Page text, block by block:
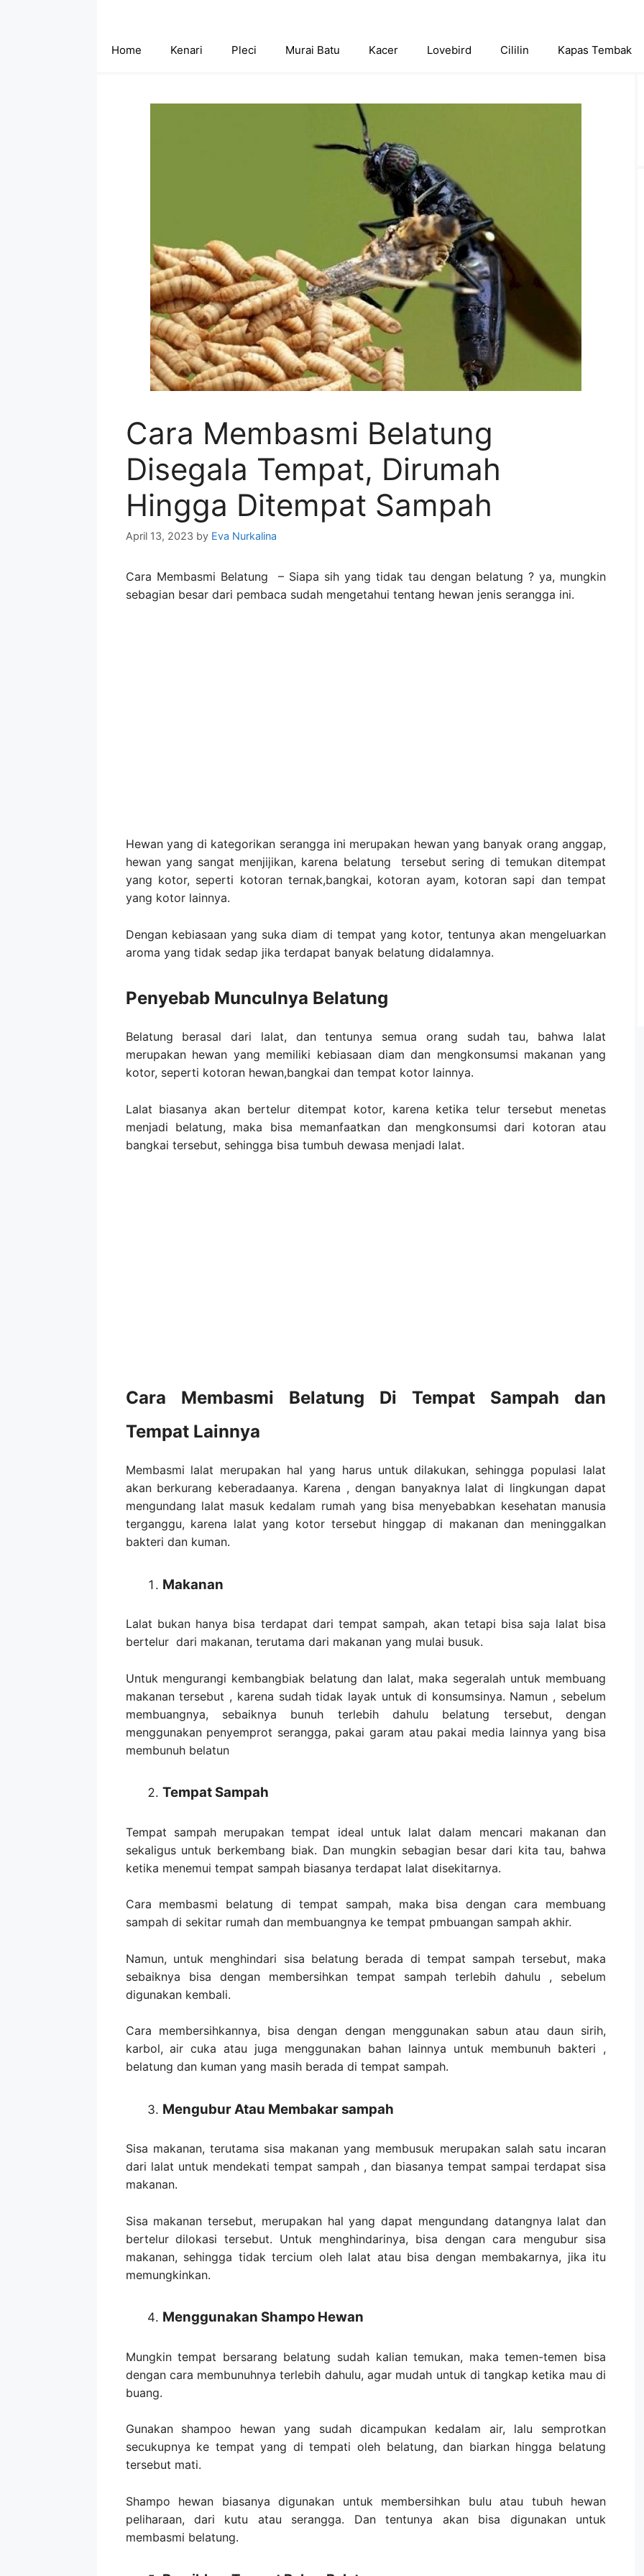
Home Kenari Pleci Murai Batu Kacer Lovebird Cililin Kapas Tembak
Cara Membasmi Belatung
Disegala Tempat, Dirumah
Hingga Ditempat Sampah
April 13, 2023 by Eva Nurkalina
Cara Membasmi Belatung – Siapa sih yang tidak tau dengan belatung ? ya, mungkin
sebagian besar dari pembaca sudah mengetahui tentang hewan jenis serangga ini.
Hewan yang di kategorikan serangga ini merupakan hewan yang banyak orang anggap,
hewan yang sangat menjijikan, karena belatung tersebut sering di temukan ditempat
yang kotor, seperti kotoran ternak,bangkai, kotoran ayam, kotoran sapi dan tempat
yang kotor lainnya.
Dengan kebiasaan yang suka diam di tempat yang kotor, tentunya akan mengeluarkan
aroma yang tidak sedap jika terdapat banyak belatung didalamnya.
Penyebab Munculnya Belatung
Belatung berasal dari lalat, dan tentunya semua orang sudah tau, bahwa lalat
merupakan hewan yang memiliki kebiasaan diam dan mengkonsumsi makanan yang
kotor, seperti kotoran hewan,bangkai dan tempat kotor lainnya.
Lalat biasanya akan bertelur ditempat kotor, karena ketika telur tersebut menetas
menjadi belatung, maka bisa memanfaatkan dan mengkonsumsi dari kotoran atau
bangkai tersebut, sehingga bisa tumbuh dewasa menjadi lalat.
Cara Membasmi Belatung Di Tempat Sampah dan
Tempat Lainnya
Membasmi lalat merupakan hal yang harus untuk dilakukan, sehingga populasi lalat
akan berkurang keberadaanya. Karena , dengan banyaknya lalat di lingkungan dapat
mengundang lalat masuk kedalam rumah yang bisa menyebabkan kesehatan manusia
terganggu, karena lalat yang kotor tersebut hinggap di makanan dan meninggalkan
bakteri dan kuman.
Makanan
Lalat bukan hanya bisa terdapat dari tempat sampah, akan tetapi bisa saja lalat bisa
bertelur dari makanan, terutama dari makanan yang mulai busuk.
Untuk mengurangi kembangbiak belatung dan lalat, maka segeralah untuk membuang
makanan tersebut , karena sudah tidak layak untuk di konsumsinya. Namun , sebelum
membuangnya, sebaiknya bunuh terlebih dahulu belatung tersebut, dengan
menggunakan penyemprot serangga, pakai garam atau pakai media lainnya yang bisa
membunuh belatun
Tempat Sampah
Tempat sampah merupakan tempat ideal untuk lalat dalam mencari makanan dan
sekaligus untuk berkembang biak. Dan mungkin sebagian besar dari kita tau, bahwa
ketika menemui tempat sampah biasanya terdapat lalat disekitarnya.
Cara membasmi belatung di tempat sampah, maka bisa dengan cara membuang
sampah di sekitar rumah dan membuangnya ke tempat pmbuangan sampah akhir.
Namun, untuk menghindari sisa belatung berada di tempat sampah tersebut, maka
sebaiknya bisa dengan membersihkan tempat sampah terlebih dahulu , sebelum
digunakan kembali.
Cara membersihkannya, bisa dengan dengan menggunakan sabun atau daun sirih,
karbol, air cuka atau juga menggunakan bahan lainnya untuk membunuh bakteri ,
belatung dan kuman yang masih berada di tempat sampah.
Mengubur Atau Membakar sampah
Sisa makanan, terutama sisa makanan yang membusuk merupakan salah satu incaran
dari lalat untuk mendekati tempat sampah , dan biasanya tempat sampai terdapat sisa
makanan.
Sisa makanan tersebut, merupakan hal yang dapat mengundang datangnya lalat dan
bertelur dilokasi tersebut. Untuk menghindarinya, bisa dengan cara mengubur sisa
makanan, sehingga tidak tercium oleh lalat atau bisa dengan membakarnya, jika itu
memungkinkan.
Menggunakan Shampo Hewan
Mungkin tempat bersarang belatung sudah kalian temukan, maka temen-temen bisa
dengan cara membunuhnya terlebih dahulu, agar mudah untuk di tangkap ketika mau di
buang.
Gunakan shampoo hewan yang sudah dicampukan kedalam air, lalu semprotkan
secukupnya ke tempat yang di tempati oleh belatung, dan biarkan hingga belatung
tersebut mati.
Shampo hewan biasanya digunakan untuk membersihkan bulu atau tubuh hewan
peliharaan, dari kutu atau serangga. Dan tentunya akan bisa digunakan untuk
membasmi belatung.